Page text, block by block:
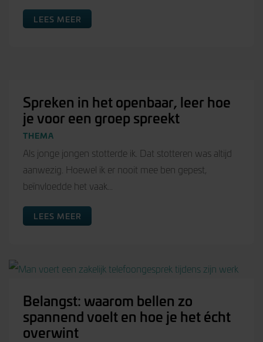
LEES MEER
Spreken in het openbaar, leer hoe
je voor een groep spreekt
THEMA
Als jonge jongen stotterde ik. Dat stotteren was altijd
aanwezig. Hoewel ik er nooit mee ben gepest,
beïnvloedde het vaak...
LEES MEER
Belangst: waarom bellen zo
spannend voelt en hoe je het écht
overwint